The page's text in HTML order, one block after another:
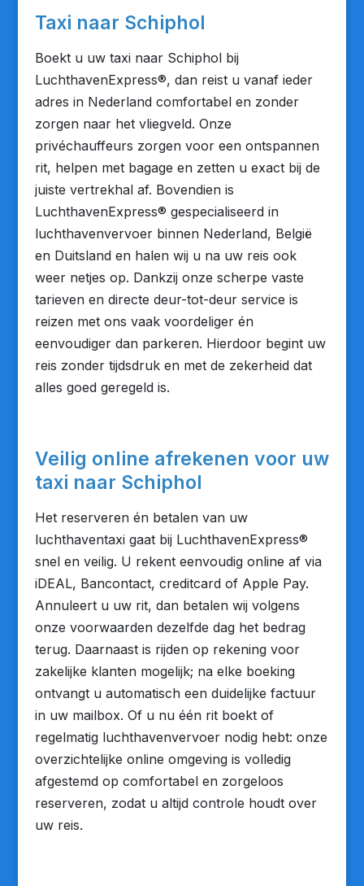
Taxi naar Schiphol
Boekt u uw taxi naar Schiphol bij
LuchthavenExpress®, dan reist u vanaf ieder
adres in Nederland comfortabel en zonder
zorgen naar het vliegveld. Onze
privéchauffeurs zorgen voor een ontspannen
rit, helpen met bagage en zetten u exact bij de
juiste vertrekhal af. Bovendien is
LuchthavenExpress® gespecialiseerd in
luchthavenvervoer binnen Nederland, België
en Duitsland en halen wij u na uw reis ook
weer netjes op. Dankzij onze scherpe vaste
tarieven en directe deur-tot-deur service is
reizen met ons vaak voordeliger én
eenvoudiger dan parkeren. Hierdoor begint uw
reis zonder tijdsdruk en met de zekerheid dat
alles goed geregeld is.
Veilig online afrekenen voor uw
taxi naar Schiphol
Het reserveren én betalen van uw
luchthaventaxi gaat bij LuchthavenExpress®
snel en veilig. U rekent eenvoudig online af via
iDEAL, Bancontact, creditcard of Apple Pay.
Annuleert u uw rit, dan betalen wij volgens
onze voorwaarden dezelfde dag het bedrag
terug. Daarnaast is rijden op rekening voor
zakelijke klanten mogelijk; na elke boeking
ontvangt u automatisch een duidelijke factuur
in uw mailbox. Of u nu één rit boekt of
regelmatig luchthavenvervoer nodig hebt: onze
overzichtelijke online omgeving is volledig
afgestemd op comfortabel en zorgeloos
reserveren, zodat u altijd controle houdt over
uw reis.